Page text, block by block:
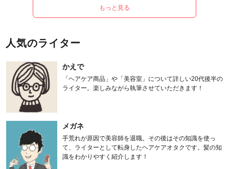
もっと見る
人気のライター
かえで
「ヘアケア商品」や「美容室」について詳しい20代後半の
ライター。楽しみながら執筆させていただきます！
メガネ
手荒れが原因で美容師を退職。その後はその知識を使っ
て、ライターとして転身したヘアケアオタクです。髪の知
識をわかりやすく紹介します！